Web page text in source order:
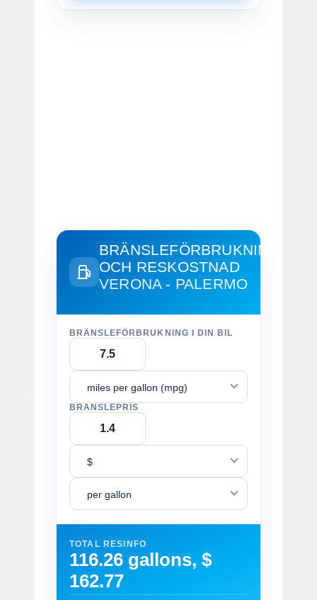
BRÄNSLEFÖRBRUKNING
OCH RESKOSTNAD
VERONA - PALERMO
BRÄNSLEFÖRBRUKNING I DIN BIL
miles per gallon (mpg)
BRÄNSLEPRIS
$
per gallon
TOTAL RESINFO
116.26 gallons, $
162.77